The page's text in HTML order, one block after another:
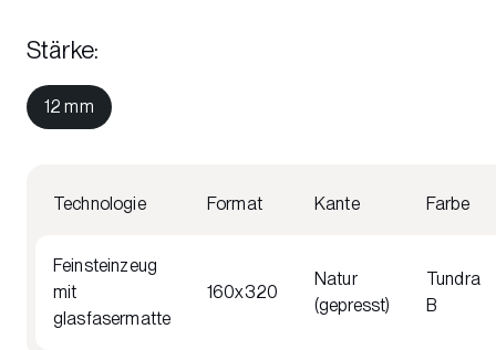
Stärke:
12 mm
Technologie Format Kante Farbe
Feinsteinzeug
mit
glasfasermatte
160x320
Natur
(gepresst)
Tundra
B